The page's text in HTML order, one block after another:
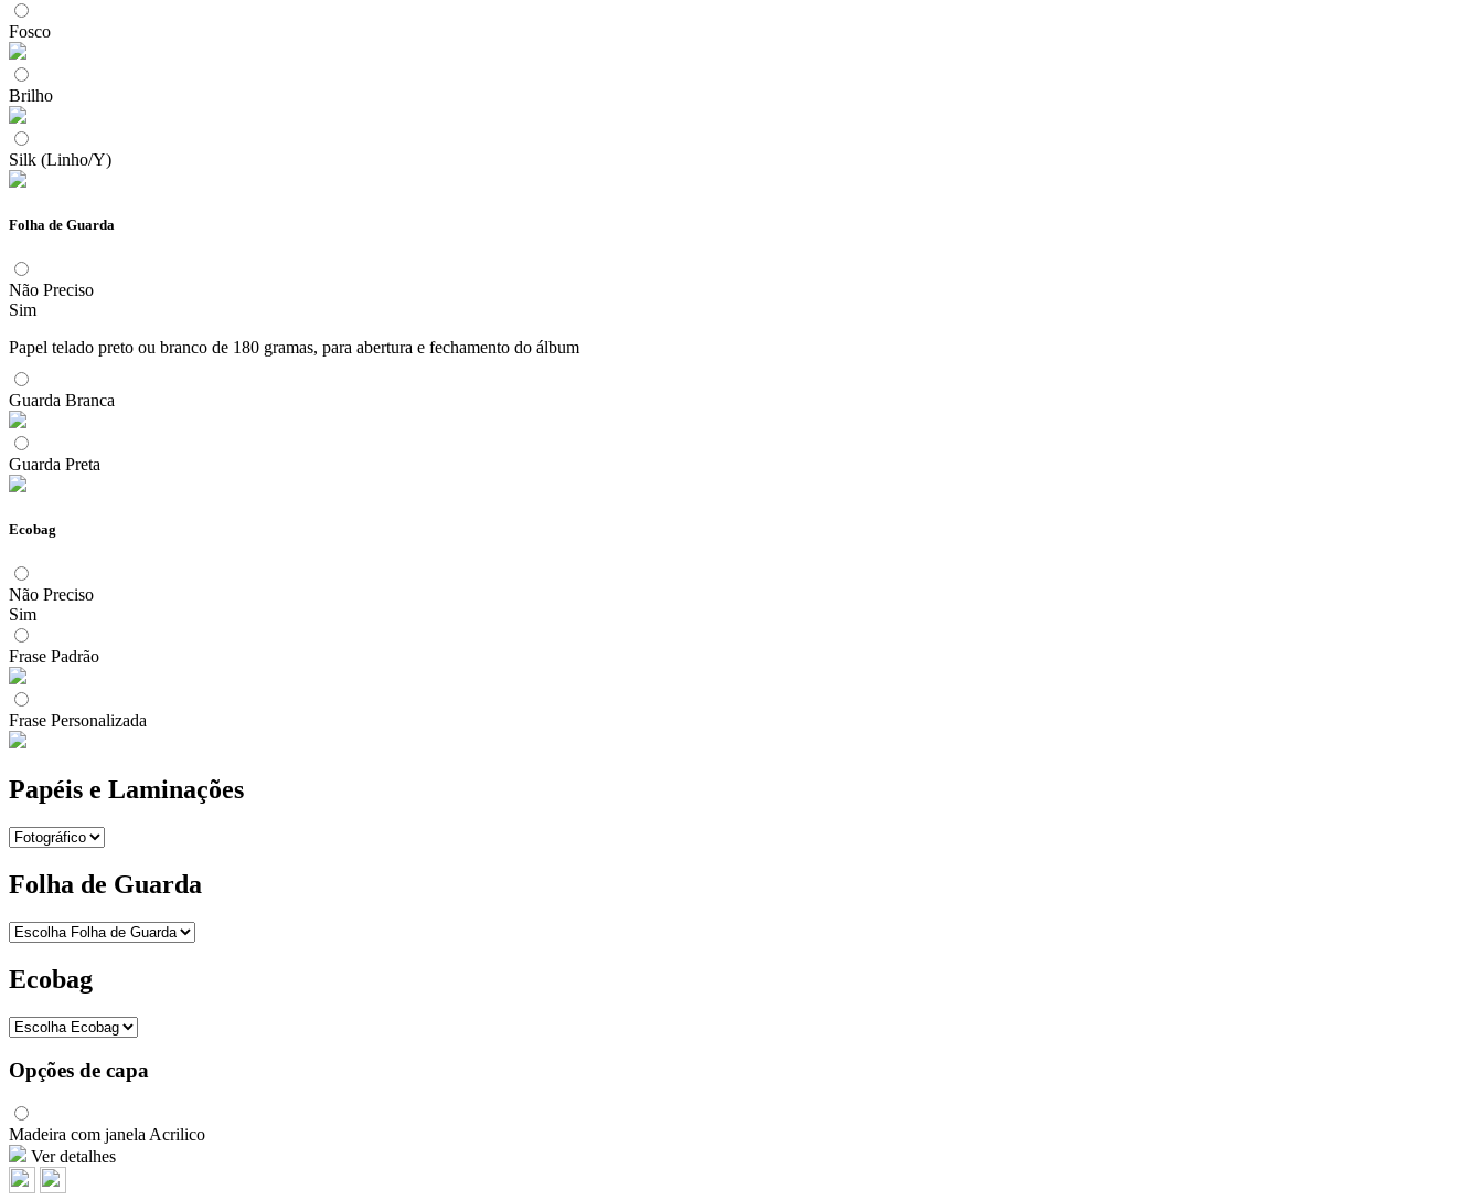
Fosco
Brilho
Silk (Linho/Y)
Folha de Guarda
Não Preciso
Sim
Papel telado preto ou branco de 180 gramas, para abertura e fechamento do álbum
Guarda Branca
Guarda Preta
Ecobag
Não Preciso
Sim
Frase Padrão
Frase Personalizada
Papéis e Laminações
Folha de Guarda
Ecobag
Opções de capa
Madeira com janela Acrilico
Ver detalhes